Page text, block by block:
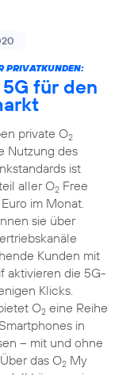
PRIVATKUNDEN:
für den
private O2
Nutzung des
ist
aller O2Free
im Monat.
sie über
Kunden mit
aktivieren die 5G-
Klicks.
O2eine Reihe
in
– mit und ohne
das O2My